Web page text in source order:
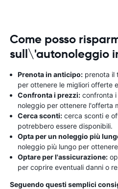
Come posso
sull\'autonoleggio
Prenota in anticipo: prenota il
per ottenere le migliori offerte
Confronta i prezzi: confronta
noleggio per ottenere l'offerta
Cerca sconti: cerca sconti e
potrebbero essere disponibili.
Opta per un noleggio più
noleggio più lungo per
Optare per l'assicurazione:
per coprire eventuali danni o
Seguendo questi semplici